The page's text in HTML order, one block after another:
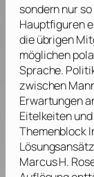
sondern nur
Hauptfiguren
die übrigen
möglichen
Sprache.
zwischen
Erwartungen
Eitelkeiten
Themenblock
Marcus H.